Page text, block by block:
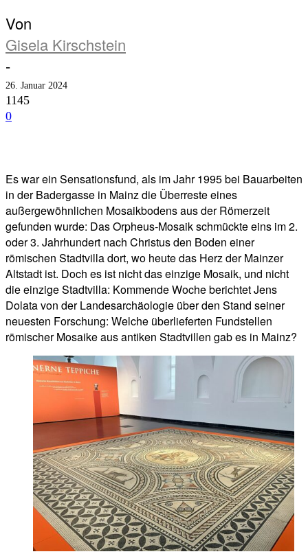
Von
Gisela Kirschstein
-
26. Januar 2024
1145
0
Es war ein Sensationsfund, als im Jahr 1995 bei Bauarbeiten
in der Badergasse in Mainz die Überreste eines
außergewöhnlichen Mosaikbodens aus der Römerzeit
gefunden wurde: Das Orpheus-Mosaik schmückte eins im 2.
oder 3. Jahrhundert nach Christus den Boden einer
römischen Stadtvilla dort, wo heute das Herz der Mainzer
Altstadt ist. Doch es ist nicht das einzige Mosaik, und nicht
die einzige Stadtvilla: Kommende Woche berichtet Jens
Dolata von der Landesarchäologie über den Stand seiner
neuesten Forschung: Welche überlieferten Fundstellen
römischer Mosaike aus antiken Stadtvillen gab es in Mainz?